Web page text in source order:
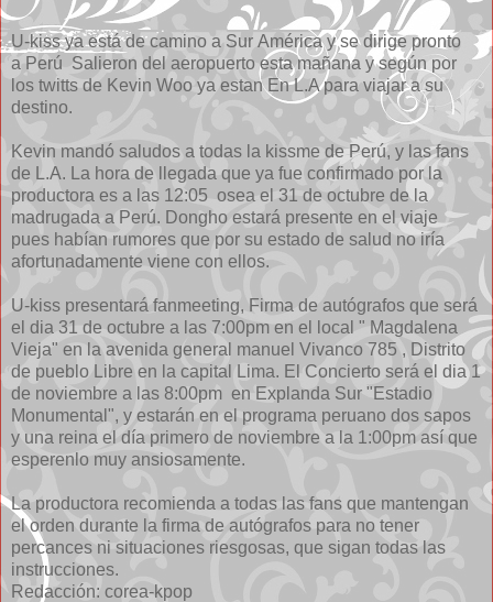
U-kiss ya está de camino a Sur América y se dirige pronto
a Perú Salieron del aeropuerto esta mañana y según por
los twitts de Kevin Woo ya estan En L.A para viajar a su
destino.
Kevin mandó saludos a todas la kissme de Perú, y las fans
de L.A. La hora de llegada que ya fue confirmado por la
productora es a las 12:05 osea el 31 de octubre de la
madrugada a Perú. Dongho estará presente en el viaje
pues habían rumores que por su estado de salud no iría
afortunadamente viene con ellos.
U-kiss presentará fanmeeting, Firma de autógrafos que será
el dia 31 de octubre a las 7:00pm en el local " Magdalena
Vieja" en la avenida general manuel Vivanco 785 , Distrito
de pueblo Libre en la capital Lima. El Concierto será el dia 1
de noviembre a las 8:00pm en Explanda Sur "Estadio
Monumental", y estarán en el programa peruano dos sapos
y una reina el día primero de noviembre a la 1:00pm así que
esperenlo muy ansiosamente.
La productora recomienda a todas las fans que mantengan
el orden durante la firma de autógrafos para no tener
percances ni situaciones riesgosas, que sigan todas las
instrucciones.
Redacción: corea-kpop